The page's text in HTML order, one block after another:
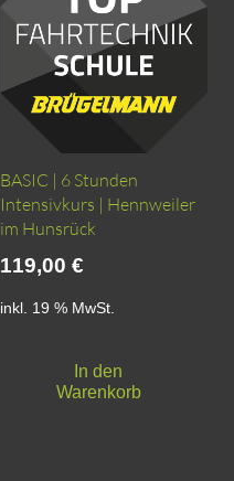
BASIC | 6 Stunden
Intensivkurs | Hennweiler
im Hunsrück
119,00 €
inkl. 19 % MwSt.
In den
Warenkorb